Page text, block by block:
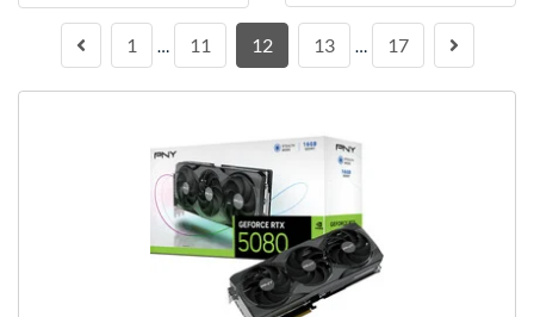
1 … 11 12 13 … 17